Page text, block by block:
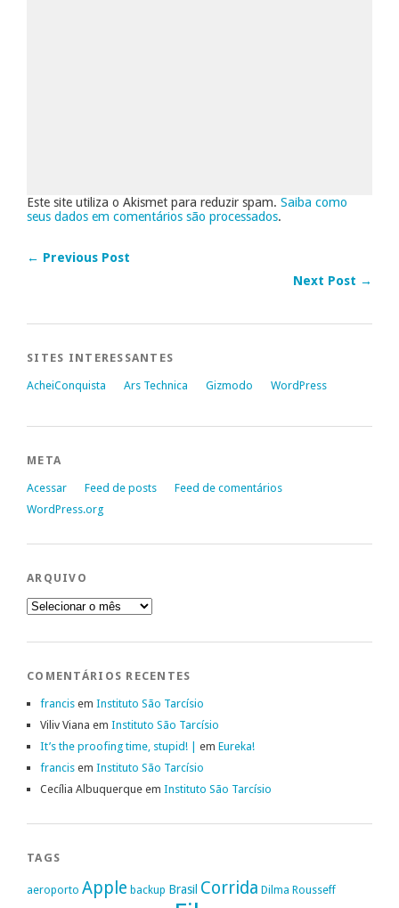
Este site utiliza o Akismet para reduzir spam. Saiba como
seus dados em comentários são processados.
← Previous Post
Next Post →
SITES INTERESSANTES
AcheiConquista Ars Technica Gizmodo WordPress
META
Acessar Feed de posts
Feed de comentários
WordPress.org
ARQUIVO
Arquivo
COMENTÁRIOS RECENTES
francis em Instituto São Tarcísio
Viliv Viana em Instituto São Tarcísio
It’s the proofing time, stupid! | em Eureka!
francis em Instituto São Tarcísio
Cecília Albuquerque em Instituto São Tarcísio
TAGS
aeroporto Apple backup Brasil Corrida Dilma Rousseff